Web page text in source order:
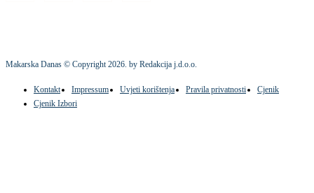
Makarska Danas © Copyright2026. by Redakcija j.d.o.o.
Kontakt Impressum Uvjeti korištenja Pravila privatnosti
Cjenik
Cjenik Izbori